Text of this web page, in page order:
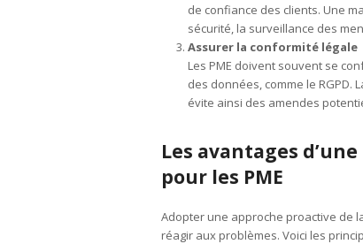
de confiance des clients. Une
sécurité, la surveillance des
Assurer la conformité légale
Les PME doivent souvent se
des données, comme le
évite ainsi des amendes
Les avantages
pour les PME
Adopter une approche proactive de
réagir aux problèmes. Voici les